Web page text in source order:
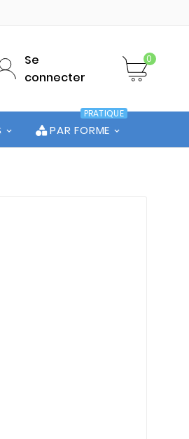
Se
connecter
0
PAR FORME
PRATIQUE